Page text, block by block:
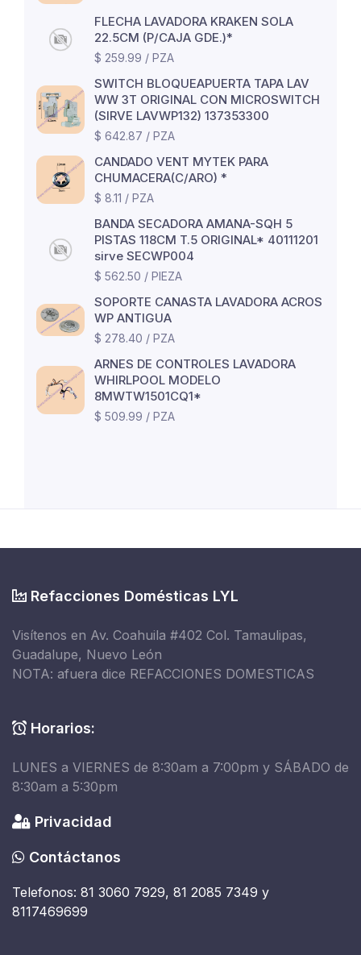
FLECHA LAVADORA KRAKEN SOLA
22.5CM (P/CAJA GDE.)*
$ 259.99 / PZA
SWITCH BLOQUEAPUERTA TAPA LAV
WW 3T ORIGINAL CON MICROSWITCH
(SIRVE LAVWP132) 137353300
$ 642.87 / PZA
CANDADO VENT MYTEK PARA
CHUMACERA(C/ARO) *
$ 8.11 / PZA
BANDA SECADORA AMANA-SQH 5
PISTAS 118CM T.5 ORIGINAL* 40111201
sirve SECWP004
$ 562.50 / PIEZA
SOPORTE CANASTA LAVADORA ACROS
WP ANTIGUA
$ 278.40 / PZA
ARNES DE CONTROLES LAVADORA
WHIRLPOOL MODELO
8MWTW1501CQ1*
$ 509.99 / PZA
Refacciones Domésticas LYL
Visítenos en Av. Coahuila #402 Col. Tamaulipas,
Guadalupe, Nuevo León
NOTA: afuera dice REFACCIONES DOMESTICAS
Horarios:
LUNES a VIERNES de 8:30am a 7:00pm y SÁBADO de
8:30am a 5:30pm
Privacidad
Contáctanos
Telefonos: 81 3060 7929, 81 2085 7349 y
8117469699